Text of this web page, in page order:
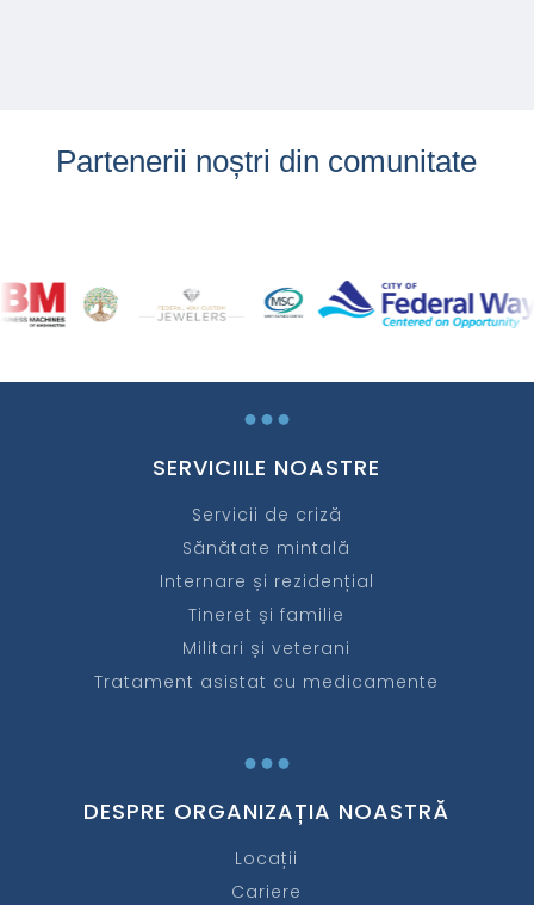
Partenerii noștri din comunitate
...
SERVICIILE NOASTRE
Servicii de criză
Sănătate mintală
Internare și rezidențial
Tineret și familie
Militari și veterani
Tratament asistat cu medicamente
...
DESPRE ORGANIZAȚIA NOASTRĂ
Locații
Cariere